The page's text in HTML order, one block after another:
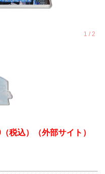
税込）（外部サイト）